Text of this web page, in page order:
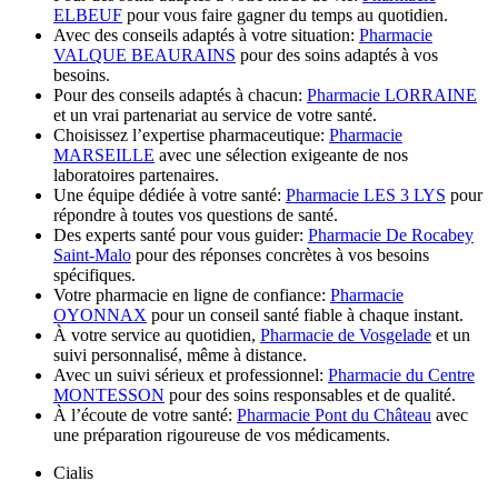
ELBEUF pour vous faire gagner du temps au quotidien.
Avec des conseils adaptés à votre situation: Pharmacie
VALQUE BEAURAINS pour des soins adaptés à vos
besoins.
Pour des conseils adaptés à chacun: Pharmacie LORRAINE
et un vrai partenariat au service de votre santé.
Choisissez l’expertise pharmaceutique: Pharmacie
MARSEILLE avec une sélection exigeante de nos
laboratoires partenaires.
Une équipe dédiée à votre santé: Pharmacie LES 3 LYS pour
répondre à toutes vos questions de santé.
Des experts santé pour vous guider: Pharmacie De Rocabey
Saint-Malo pour des réponses concrètes à vos besoins
spécifiques.
Votre pharmacie en ligne de confiance: Pharmacie
OYONNAX pour un conseil santé fiable à chaque instant.
À votre service au quotidien, Pharmacie de Vosgelade et un
suivi personnalisé, même à distance.
Avec un suivi sérieux et professionnel: Pharmacie du Centre
MONTESSON pour des soins responsables et de qualité.
À l’écoute de votre santé: Pharmacie Pont du Château avec
une préparation rigoureuse de vos médicaments.
Cialis